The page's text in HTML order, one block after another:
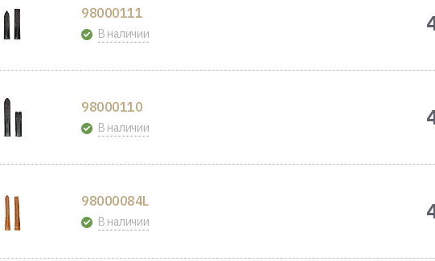
98000111
В наличии
98000110
В наличии
98000084L
В наличии